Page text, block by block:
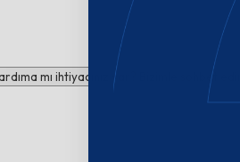
mı ihtiyacınız var? Bizimle sohbet edin!